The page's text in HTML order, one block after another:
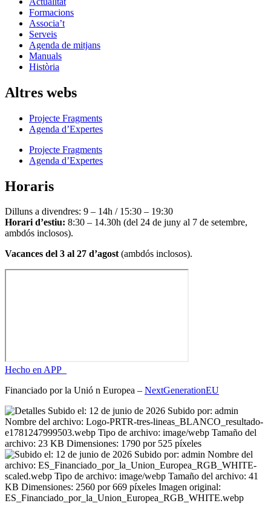
Formacions
Associa’t
Serveis
Agenda de mitjans
Manuals
Història
Altres webs
Projecte Fragments
Agenda d’Expertes
Projecte Fragments
Agenda d’Expertes
Horaris
Dilluns a divendres: 9 – 14h / 15:30 – 19:30
Horari d’estiu: 8:30 – 14.30h (del 24 de juny al 7 de setembre,
ambdós inclosos).
Vacances del 3 al 27 d’agost(ambdós inclosos).
Hecho en APP_
Financiado por la Unió n Europea – NextGenerationEU